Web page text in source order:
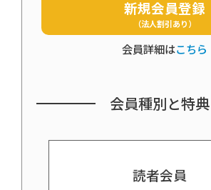
新規会員登録
（法人割引あり）
会員詳細はこちら
会員種別と特典
読者会員